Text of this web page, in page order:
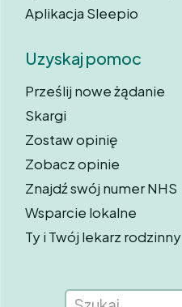
Aplikacja Sleepio
Uzyskaj pomoc
Prześlij nowe żądanie
Skargi
Zostaw opinię
Zobacz opinie
Znajdź swój numer NHS
Wsparcie lokalne
Ty i Twój lekarz rodzinny